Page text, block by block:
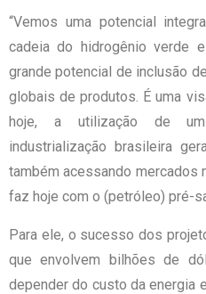
“Vemos uma potencial
cadeia do hidrogênio verde
grande potencial de inclusão
globais de produtos. É uma
hoje, a utilização de
industrialização brasileira
também acessando mercados
faz hoje com o (petróleo) pré-
Para ele, o sucesso dos
que envolvem bilhões de
depender do custo da energia